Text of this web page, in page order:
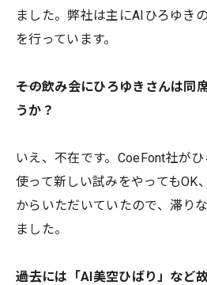
ました。弊社は主にAIひろゆき
を行っています。
――その飲み会にひろゆきさんは同
うか？
いえ、不在です。CoeFont社が
使って新しい試みをやってもOK
からいただいていたので、滞り
ました。
――過去には「AI美空ひばり」など